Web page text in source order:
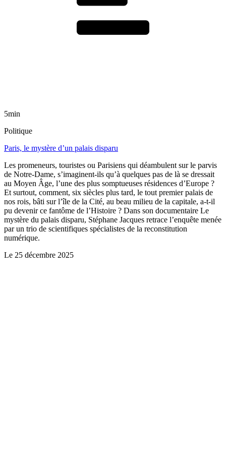
5min
Politique
Paris, le mystère d’un palais disparu
Les promeneurs, touristes ou Parisiens qui déambulent sur le parvis
de Notre-Dame, s’imaginent-ils qu’à quelques pas de là se dressait
au Moyen Âge, l’une des plus somptueuses résidences d’Europe ?
Et surtout, comment, six siècles plus tard, le tout premier palais de
nos rois, bâti sur l’île de la Cité, au beau milieu de la capitale, a-t-il
pu devenir ce fantôme de l’Histoire ? Dans son documentaire Le
mystère du palais disparu, Stéphane Jacques retrace l’enquête menée
par un trio de scientifiques spécialistes de la reconstitution
numérique.
Le 25 décembre 2025